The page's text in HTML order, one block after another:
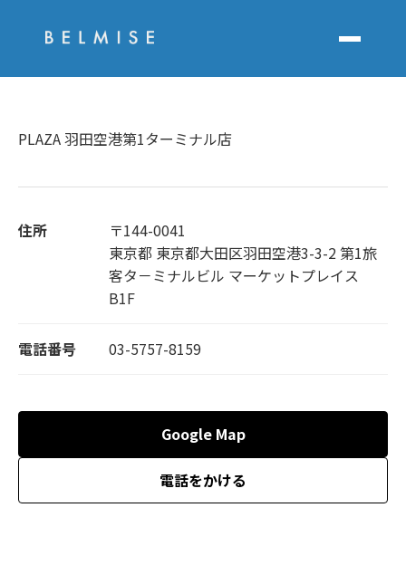
PLAZA 羽田空港第1ターミナル店
住所
〒144-0041
東京都 東京都大田区羽田空港3-3-2 第1旅
客タ－ミナルビル マーケットプレイス
B1F
電話番号 03-5757-8159
Google Map
電話をかける